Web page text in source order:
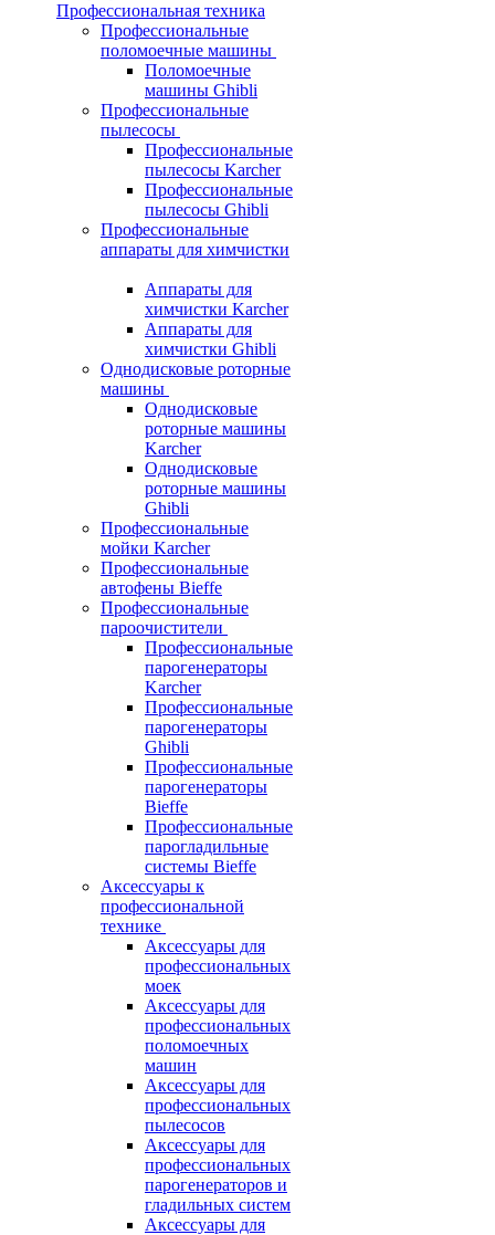
Профессиональная техника
Профессиональные
поломоечные машины
Поломоечные
машины Ghibli
Профессиональные
пылесосы
Профессиональные
пылесосы Karcher
Профессиональные
пылесосы Ghibli
Профессиональные
аппараты для химчистки
Аппараты для
химчистки Karcher
Аппараты для
химчистки Ghibli
Однодисковые роторные
машины
Однодисковые
роторные машины
Karcher
Однодисковые
роторные машины
Ghibli
Профессиональные
мойки Karcher
Профессиональные
автофены Bieffe
Профессиональные
пароочистители
Профессиональные
парогенераторы
Karcher
Профессиональные
парогенераторы
Ghibli
Профессиональные
парогенераторы
Bieffe
Профессиональные
парогладильные
системы Bieffe
Аксессуары к
профессиональной
технике
Аксессуары для
профессиональных
моек
Аксессуары для
профессиональных
поломоечных
машин
Аксессуары для
профессиональных
пылесосов
Аксессуары для
профессиональных
парогенераторов и
гладильных систем
Аксессуары для